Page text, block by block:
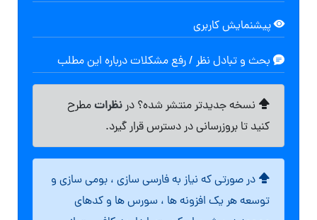
پیشنمایش کاربری
بحث و تبادل نظر / رفع مشکلات درباره این مطلب
نسخه جدیدتر منتشر شده؟ درنظراتمطرح
کنید تا بروزرسانی در دسترس قرار گیرد.
در صورتی که نیاز به فارسی سازی ، بومی سازی و
توسعه هر یک افزونه ها ، سورس ها و کدهای